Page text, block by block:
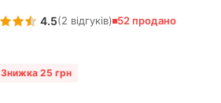
4.5(2 відгуків) 52 продано
Знижка 25 грн